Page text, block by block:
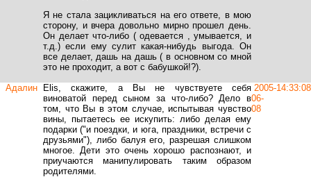
Я не стала зацикливаться на его ответе, в мою
сторону, и вчера довольно мирно прошел день.
Он делает что-либо ( одевается , умывается, и
т.д.) если ему сулит какая-нибудь выгода. Он
все делает, дашь на дашь ( в основном со мной
это не проходит, а вот с бабушкой!?).
Адалин Elis, скажите, а Вы не чувствуете себя
виноватой перед сыном за что-либо? Дело в
том, что Вы в этом случае, испытывая чувство
вины, пытаетесь ее искупить: либо делая ему
подарки ("и поездки, и юга, праздники, встречи с
друзьями"), либо балуя его, разрешая слишком
многое. Дети это очень хорошо распознают, и
приучаются манипулировать таким образом
родителями.
2005-
06-
08
14:33:08